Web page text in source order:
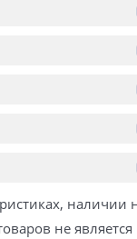
наличии
не является